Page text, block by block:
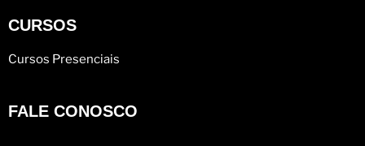
CURSOS
Cursos Presenciais
FALE CONOSCO